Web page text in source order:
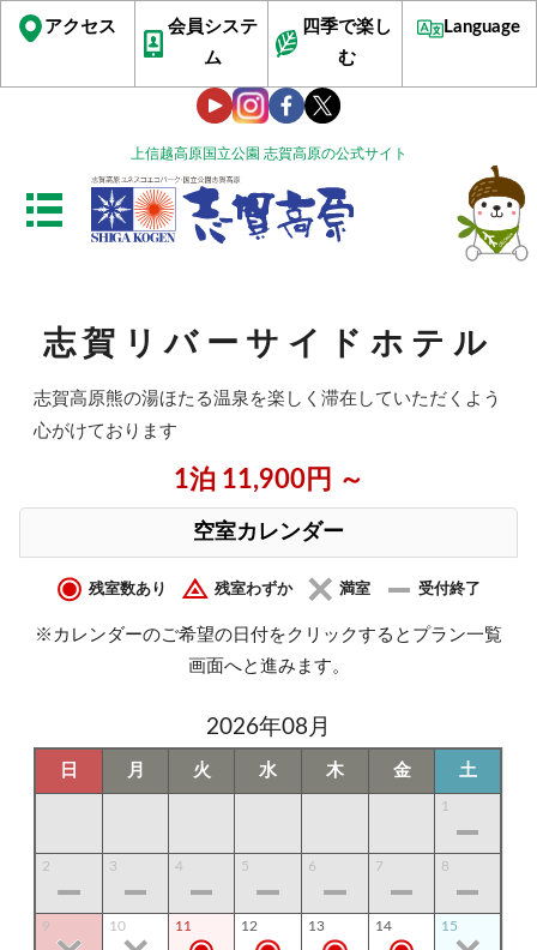
上信越高原国立公園 志賀高原の公式サイト
アクセス
会員システ
ム
四季で楽し
む
Language
志賀リバーサイドホテル
志賀高原熊の湯ほたる温泉を楽しく滞在していただくよう
心がけております
1泊 11,900円 ～
空室カレンダー
残室数あり 残室わずか 満室 受付終了
※カレンダーのご希望の日付をクリックするとプラン一覧
画面へと進みます。
2026年08月
日 月 火 水 木 金 土
1
2 3 4 5 6 7 8
9 10 11 12 13 14 15